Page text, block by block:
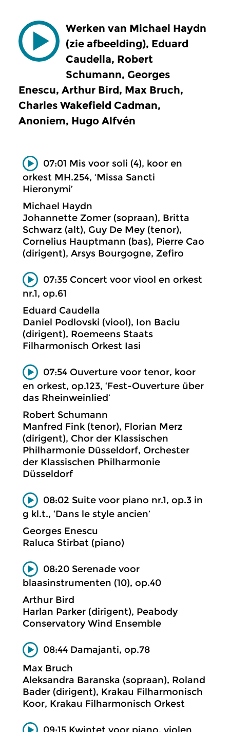
Werken van Michael Haydn
(zie afbeelding), Eduard
Caudella, Robert
Schumann, Georges
Enescu, Arthur Bird, Max Bruch,
Charles Wakefield Cadman,
Anoniem, Hugo Alfvén
07:01 Mis voor soli (4), koor en
orkest MH.254, ‘Missa Sancti
Hieronymi’
Michael Haydn
Johannette Zomer (sopraan), Britta
Schwarz (alt), Guy De Mey (tenor),
Cornelius Hauptmann (bas), Pierre Cao
(dirigent), Arsys Bourgogne, Zefiro
07:35 Concert voor viool en orkest
nr.1, op.61
Eduard Caudella
Daniel Podlovski (viool), Ion Baciu
(dirigent), Roemeens Staats
Filharmonisch Orkest Iasi
07:54 Ouverture voor tenor, koor
en orkest, op.123, ‘Fest-Ouverture über
das Rheinweinlied’
Robert Schumann
Manfred Fink (tenor), Florian Merz
(dirigent), Chor der Klassischen
Philharmonie Düsseldorf, Orchester
der Klassischen Philharmonie
Düsseldorf
08:02 Suite voor piano nr.1, op.3 in
g kl.t., ‘Dans le style ancien’
Georges Enescu
Raluca Stirbat (piano)
08:20 Serenade voor
blaasinstrumenten (10), op.40
Arthur Bird
Harlan Parker (dirigent), Peabody
Conservatory Wind Ensemble
08:44 Damajanti, op.78
Max Bruch
Aleksandra Baranska (sopraan), Roland
Bader (dirigent), Krakau Filharmonisch
Koor, Krakau Filharmonisch Orkest
09:15 Kwintet voor piano, violen